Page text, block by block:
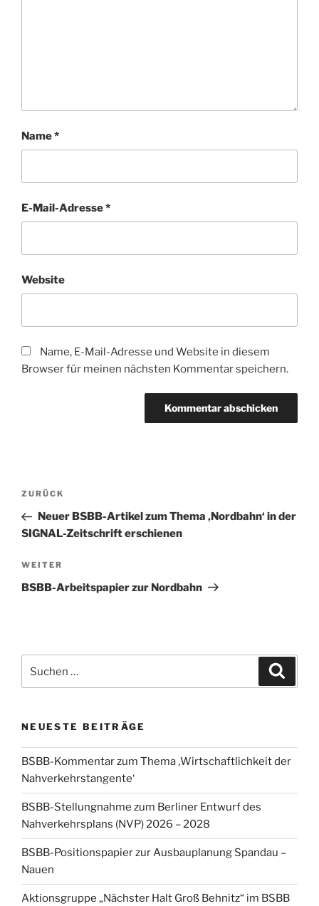
Name*
E-Mail-Adresse*
Website
Name, E-Mail-Adresse und Website in diesem
Browser für meinen nächsten Kommentar speichern.
Beitragsnavigation
Vorheriger
Beitrag
ZURÜCK
Neuer BSBB-Artikel zum Thema ‚Nordbahn‘ in der
SIGNAL-Zeitschrift erschienen
Nächster
Beitrag
WEITER
BSBB-Arbeitspapier zur Nordbahn
nach:
NEUESTE BEITRÄGE
BSBB-Kommentar zum Thema ‚Wirtschaftlichkeit der
Nahverkehrstangente‘
BSBB-Stellungnahme zum Berliner Entwurf des
Nahverkehrsplans (NVP) 2026 – 2028
BSBB-Positionspapier zur Ausbauplanung Spandau –
Nauen
Aktionsgruppe „Nächster Halt Groß Behnitz“ im BSBB